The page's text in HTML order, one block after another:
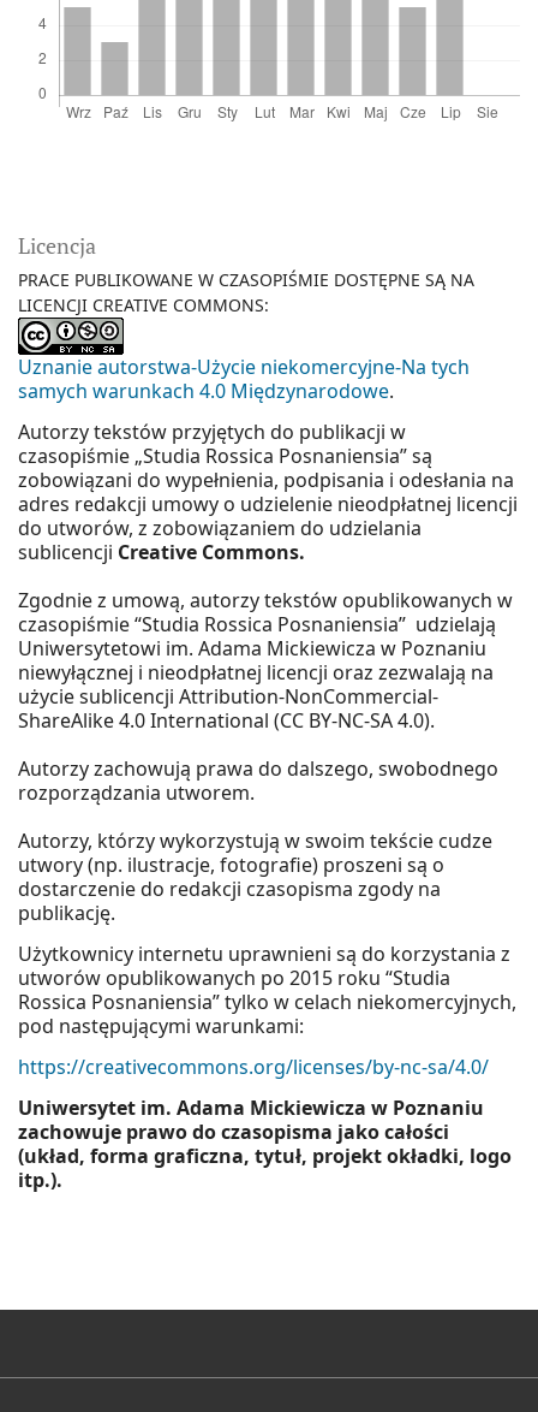
Licencja
PRACE PUBLIKOWANE W CZASOPIŚMIE DOSTĘPNE SĄ NA
LICENCJI CREATIVE COMMONS:
Uznanie autorstwa-Użycie niekomercyjne-Na tych
samych warunkach 4.0 Międzynarodowe.
Autorzy tekstów przyjętych do publikacji w
czasopiśmie „Studia Rossica Posnaniensia” są
zobowiązani do wypełnienia, podpisania i odesłania na
adres redakcji umowy o udzielenie nieodpłatnej licencji
do utworów, z zobowiązaniem do udzielania
sublicencji Creative Commons.
Zgodnie z umową, autorzy tekstów opublikowanych w
czasopiśmie “Studia Rossica Posnaniensia” udzielają
Uniwersytetowi im. Adama Mickiewicza w Poznaniu
niewyłącznej i nieodpłatnej licencji oraz zezwalają na
użycie sublicencji Attribution-NonCommercial-
ShareAlike 4.0 International (CC BY-NC-SA 4.0).
Autorzy zachowują prawa do dalszego, swobodnego
rozporządzania utworem.
Autorzy, którzy wykorzystują w swoim tekście cudze
utwory (np. ilustracje, fotografie) proszeni są o
dostarczenie do redakcji czasopisma zgody na
publikację.
Użytkownicy internetu uprawnieni są do korzystania z
utworów opublikowanych po 2015 roku “Studia
Rossica Posnaniensia” tylko w celach niekomercyjnych,
pod następującymi warunkami:
https://creativecommons.org/licenses/by-nc-sa/4.0/
Uniwersytet im. Adama Mickiewicza w Poznaniu
zachowuje prawo do czasopisma jako całości
(układ, forma graficzna, tytuł, projekt okładki, logo
itp.).